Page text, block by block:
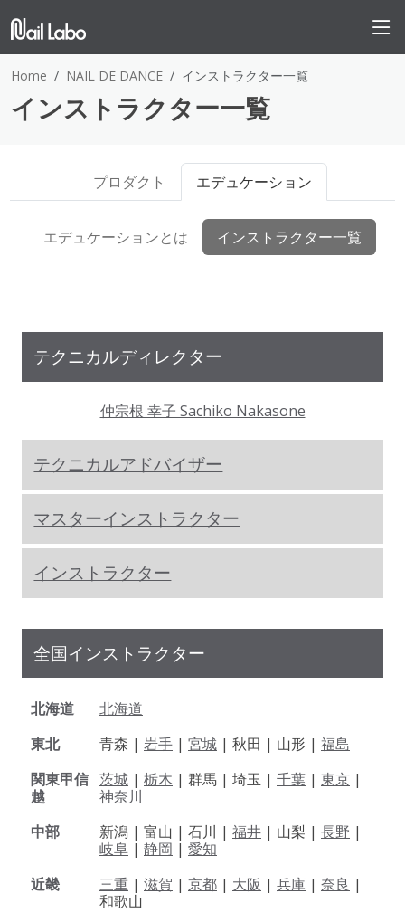
Home NAIL DE DANCE インストラクター一覧
インストラクター一覧
プロダクト エデュケーション
エデュケーションとは インストラクター一覧
テクニカルディレクター
仲宗根 幸子 Sachiko Nakasone
テクニカルアドバイザー
マスターインストラクター
インストラクター
全国インストラクター
北海道
北海道
東北
青森 | 岩手 | 宮城 | 秋田 | 山形 | 福島
関東甲信
越
茨城 | 栃木 | 群馬 | 埼玉 | 千葉 | 東京 |
神奈川
中部
新潟 | 富山 | 石川 | 福井 | 山梨 | 長野 |
岐阜 | 静岡 | 愛知
近畿
三重 | 滋賀 | 京都 | 大阪 | 兵庫 | 奈良 |
和歌山